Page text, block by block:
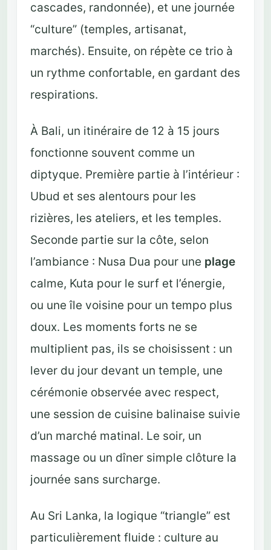
cascades, randonnée), et une journée
“culture” (temples, artisanat,
marchés). Ensuite, on répète ce trio à
un rythme confortable, en gardant des
respirations.
À Bali, un itinéraire de 12 à 15 jours
fonctionne souvent comme un
diptyque. Première partie à l’intérieur :
Ubud et ses alentours pour les
rizières, les ateliers, et les temples.
Seconde partie sur la côte, selon
l’ambiance : Nusa Dua pour une plage
calme, Kuta pour le surf et l’énergie,
ou une île voisine pour un tempo plus
doux. Les moments forts ne se
multiplient pas, ils se choisissent : un
lever du jour devant un temple, une
cérémonie observée avec respect,
une session de cuisine balinaise suivie
d’un marché matinal. Le soir, un
massage ou un dîner simple clôture la
journée sans surcharge.
Au Sri Lanka, la logique “triangle” est
particulièrement fluide : culture au